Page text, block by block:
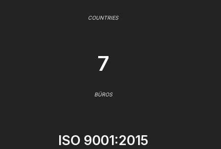
COUNTRIES
7
BÜROS
ISO 9001:2015